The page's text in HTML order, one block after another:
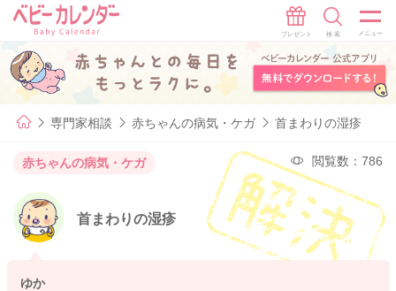
専門家相談 赤ちゃんの病気・ケガ 首まわりの湿疹
赤ちゃんの病気・ケガ 閲覧数：786
首まわりの湿疹
ゆか